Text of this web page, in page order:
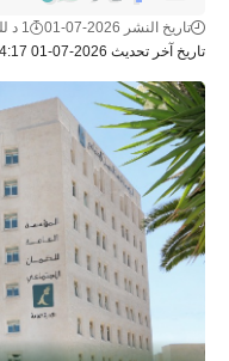
تاريخ آخر تحديث 2026-07-01 4:17 مساءً
تاريخ النشر 2026-07-01 1 د للقراءة